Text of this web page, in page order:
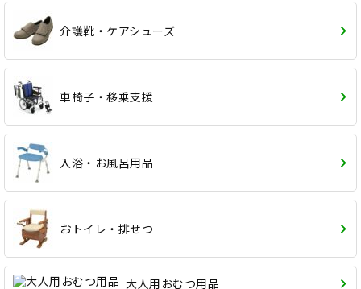
介護靴・ケアシューズ
車椅子・移乗支援
入浴・お風呂用品
おトイレ・排せつ
大人用おむつ用品